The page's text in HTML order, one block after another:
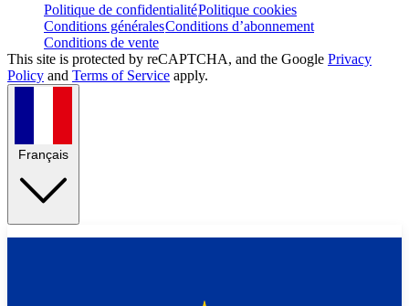
Politique de confidentialitéPolitique cookies
Conditions généralesConditions d’abonnement
Conditions de vente
This site is protected by reCAPTCHA, and the Google Privacy
Policy and Terms of Service apply.
Français